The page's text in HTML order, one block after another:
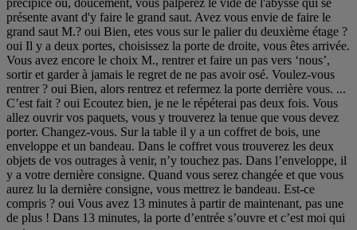
précipice où, doucement, vous palperez le vide de l'abysse qui se
présente avant d'y faire le grand saut. Avez vous envie de faire le
grand saut M.? oui Bien, etes vous sur le palier du deuxième étage ?
oui Il y a deux portes, choisissez la porte de droite, vous êtes arrivée.
Vous avez encore le choix M., rentrer et faire un pas vers ‘nous’,
sortir et garder à jamais le regret de ne pas avoir osé. Voulez-vous
rentrer ? oui Bien, alors rentrez et refermez la porte derrière vous. ...
C’est fait ? oui Ecoutez bien, je ne le répéterai pas deux fois. Vous
allez ouvrir vos paquets, vous y trouverez la tenue que vous devez
porter. Changez-vous. Sur la table il y a un coffret de bois, une
enveloppe et un bandeau. Dans le coffret vous trouverez les deux
objets de vos outrages à venir, n’y touchez pas. Dans l’enveloppe, il
y a votre dernière consigne. Quand vous serez changée et que vous
aurez lu la dernière consigne, vous mettrez le bandeau. Est-ce
compris ? oui Vous avez 13 minutes à partir de maintenant, pas une
de plus ! Dans 13 minutes, la porte d’entrée s’ouvre et c’est moi qui